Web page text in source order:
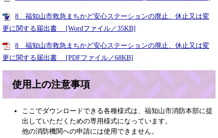
8 福知山市救急まちかど安心ステーションの廃止、休止又は変
更に関する届出書 [Wordファイル／35KB]
8 福知山市救急まちかど安心ステーションの廃止、休止又は変
更に関する届出書 [PDFファイル／68KB]
使用上の注意事項
ここでダウンロードできる各種様式は、福知山市消防本部に提
出していただくための専用様式になっています。
他の消防機関への申請には使用できません。